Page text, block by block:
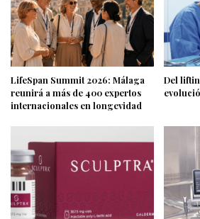
LifeSpan Summit 2026: Málaga
reunirá a más de 400 expertos
internacionales en longevidad
Del